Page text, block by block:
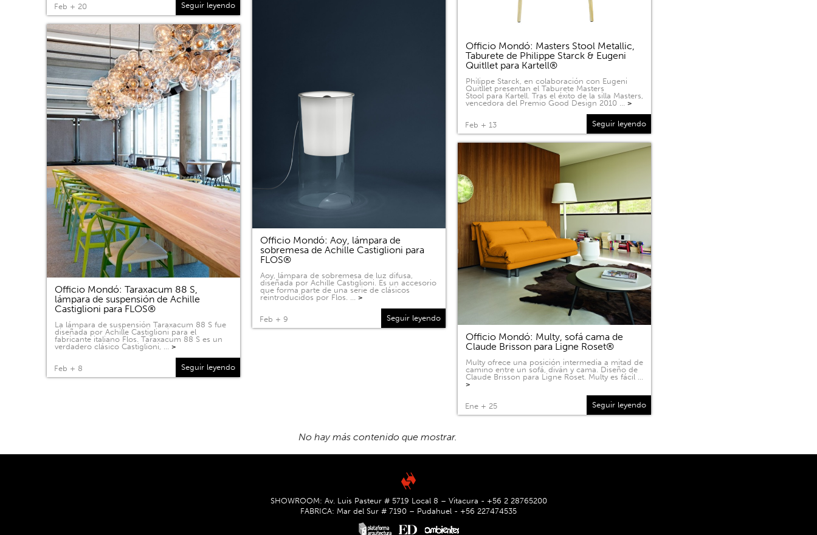
Feb + 20 Seguir leyendo
Officio Mondó: Masters Stool Metallic,
Taburete de Philippe Starck & Eugeni
Quitllet para Kartell®
Philippe Starck, en colaboración con Eugeni
Quitllet presentan el Taburete Masters
Stool para Kartell. Tras el éxito de la silla Masters,
vencedora del Premio Good Design 2010 … >
Feb + 13 Seguir leyendo
Officio Mondó: Aoy, lámpara de
sobremesa de Achille Castiglioni para
FLOS®
Aoy, lámpara de sobremesa de luz difusa,
diseñada por Achille Castiglioni. Es un accesorio
que forma parte de una serie de clásicos
reintroducidos por Flos. … >
Feb + 9 Seguir leyendo
Officio Mondó: Taraxacum 88 S,
lámpara de suspensión de Achille
Castiglioni para FLOS®
La lámpara de suspensión Taraxacum 88 S fue
diseñada por Achille Castiglioni para el
fabricante italiano Flos. Taraxacum 88 S es un
verdadero clásico Castiglioni, … >
Feb + 8 Seguir leyendo
Officio Mondó: Multy, sofá cama de
Claude Brisson para Ligne Roset®
Multy ofrece una posición intermedia a mitad de
camino entre un sofá, diván y cama. Diseño de
Claude Brisson para Ligne Roset. Multy es fácil …
>
Ene + 25 Seguir leyendo
SHOWROOM: Av. Luis Pasteur # 5719 Local 8 – Vitacura - +56 2 28765200
FABRICA: Mar del Sur # 7190 – Pudahuel - +56 227474535